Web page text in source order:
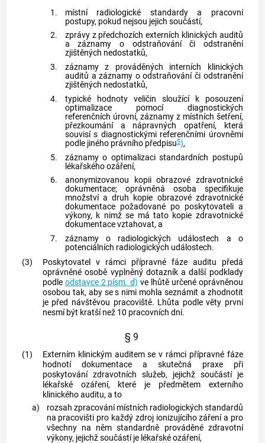
1.
místní radiologické standardy a pracovní
postupy, pokud nejsou jejich součástí,
2.
zprávy z předchozích externích klinických auditů
a záznamy o odstraňování či odstranění
zjištěných nedostatků,
3.
záznamy z prováděných interních klinických
auditů a záznamy o odstraňování či odstranění
zjištěných nedostatků,
4.
typické hodnoty veličin sloužící k posouzení
optimalizace pomocí diagnostických
referenčních úrovní, záznamy z místních šetření,
přezkoumání a nápravných opatření, která
souvisí s diagnostickými referenčními úrovněmi
podle jiného právního předpisu5),
5.
záznamy o optimalizaci standardních postupů
lékařského ozáření,
6.
anonymizovanou kopii obrazové zdravotnické
dokumentace; oprávněná osoba specifikuje
množství a druh kopie obrazové zdravotnické
dokumentace požadované po poskytovateli a
výkony, k nimž se má tato kopie zdravotnické
dokumentace vztahovat, a
7.
záznamy o radiologických událostech a o
potenciálních radiologických událostech.
(3)
Poskytovatel v rámci přípravné fáze auditu předá
oprávněné osobě vyplněný dotazník a další podklady
podle odstavce 2 písm. d) ve lhůtě určené oprávněnou
osobou tak, aby se s nimi mohla seznámit a zhodnotit
je před návštěvou pracoviště. Lhůta podle věty první
nesmí být kratší než 10 pracovních dní.
§ 9
(1)
Externím klinickým auditem se v rámci přípravné fáze
hodnotí dokumentace a skutečná praxe při
poskytování zdravotních služeb, jejichž součástí je
lékařské ozáření, které je předmětem externího
klinického auditu, a to
a)
rozsah zpracování místních radiologických standardů
na pracovišti pro každý zdroj ionizujícího záření a pro
všechny na něm standardně prováděné zdravotní
výkony, jejichž součástí je lékařské ozáření,